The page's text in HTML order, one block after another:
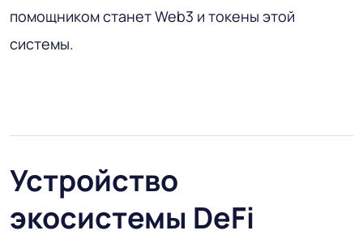
помощником станет Web3 и токены этой
системы.
Устройство
экосистемы DeFi